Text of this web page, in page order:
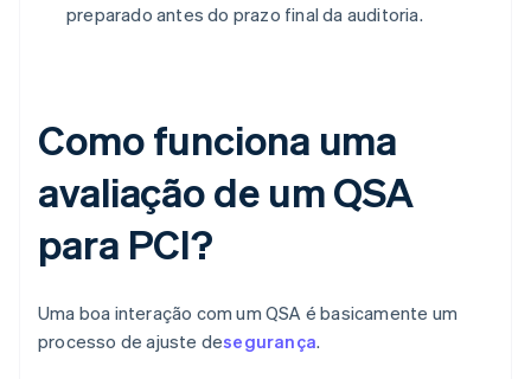
preparado antes do prazo final da auditoria.
Como funciona uma
avaliação de um QSA
para PCI?
Uma boa interação com um QSA é basicamente um
processo de ajuste desegurança.